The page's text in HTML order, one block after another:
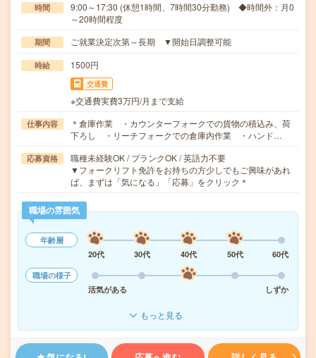
時間
9:00～17:30 (休憩1時間、7時間30分勤務) ◆時間外：月0
～20時間程度
期間 ご就業決定次第～長期 ▼開始日調整可能
時給 1500円
交通費
※交通費実費3万円/月まで支給
仕事内容
＊倉庫作業 ・カウンターフォークでの貨物の積込み、荷
下ろし ・リーチフォークでの倉庫内作業 ・ハンド…
応募資格
職種未経験OK / ブランクOK / 英語力不要
▼フォークリフト免許をお持ちの方少しでもご興味があれ
ば、まずは「気になる」「応募」をクリック＊
職場の雰囲気
年齢層
20代
30代 40代 50代
60代
職場の様子
活気がある
しずか
もっと見る